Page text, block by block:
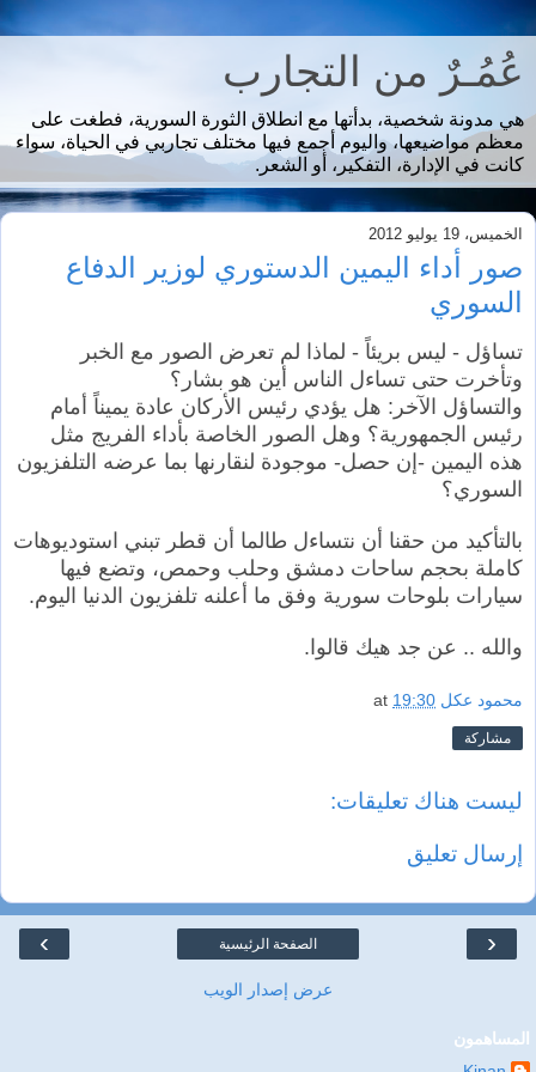
عُمُـرٌ من التجارب
هي مدونة شخصية، بدأتها مع انطلاق الثورة السورية، فطغت على
معظم مواضيعها، واليوم أجمع فيها مختلف تجاربي في الحياة، سواء
كانت في الإدارة، التفكير، أو الشعر.
الخميس، 19 يوليو 2012
صور أداء اليمين الدستوري لوزير الدفاع
السوري
تساؤل - ليس بريئاً - لماذا لم تعرض الصور مع الخبر
وتأخرت حتى تساءل الناس أين هو بشار؟
والتساؤل الآخر: هل يؤدي رئيس الأركان عادة يميناً أمام
رئيس الجمهورية؟ وهل الصور الخاصة بأداء الفريج مثل
هذه اليمين -إن حصل- موجودة لنقارنها بما عرضه التلفزيون
السوري؟
بالتأكيد من حقنا أن نتساءل طالما أن قطر تبني استوديوهات
كاملة بحجم ساحات دمشق وحلب وحمص، وتضع فيها
سيارات بلوحات سورية وفق ما أعلنه تلفزيون الدنيا اليوم.
والله .. عن جد هيك قالوا.
محمود عكل at 19:30
مشاركة
ليست هناك تعليقات:
إرسال تعليق
‹
› الصفحة الرئيسية
عرض إصدار الويب
المساهمون